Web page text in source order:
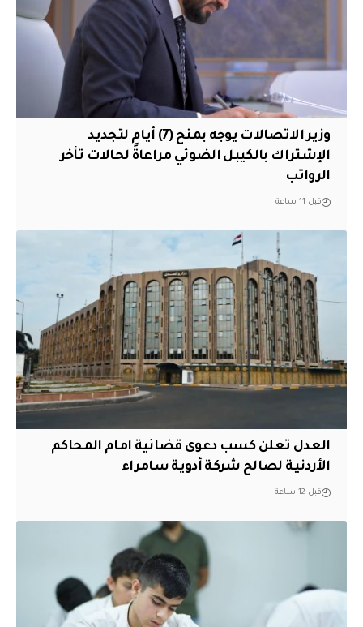
وزير الاتصالات يوجه بمنح (7) أيام لتجديد
الإشتراك بالكيبل الضوئي مراعاةً لحالات تأخر
الرواتب
قبل 11 ساعة
العدل تعلن كسب دعوى قضائية امام المحاكم
الأردنية لصالح شركة أدوية سامراء
قبل 12 ساعة